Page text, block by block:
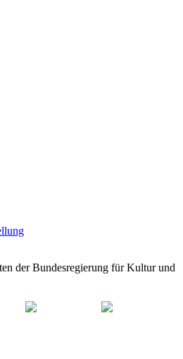
der Bundesregierung für Kultur und